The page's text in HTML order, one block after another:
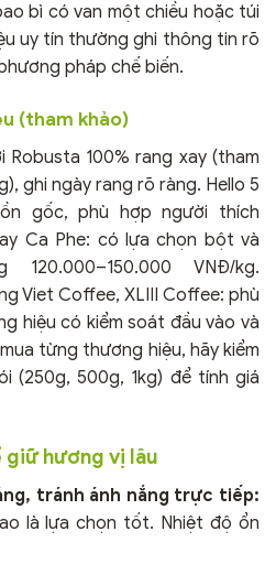
bì có van một chiều hoặc túi
uy tín thường ghi thông tin rõ
pháp chế biến.
(tham khảo)
Robusta 100% rang xay (tham
ghi ngày rang rõ ràng. Hello 5
gốc, phù hợp người thích
Ca Phe: có lựa chọn bột và
VNĐ/kg.
Viet Coffee, XLIII Coffee: phù
hiệu có kiểm soát đầu vào và
từng thương hiệu, hãy kiểm
(250g, 500g, 1kg) để tính giá
giữ hương vị lâu
tránh ánh nắng trực tiếp:
là lựa chọn tốt. Nhiệt độ ổn